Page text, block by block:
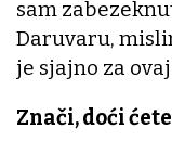
sam
Daruvaru,
je sjajno za
Znači, doći